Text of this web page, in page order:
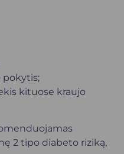
pokytis;
kituose kraujo
2 tipo diabeto riziką,